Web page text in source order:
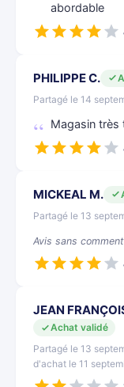
abordable
PHILIPPE C.
Partagé le 14
Magasin très
MICKEAL M.
Partagé le 13
Avis sans
JEAN
Achat validé
Partagé le 13
d'achat le 11